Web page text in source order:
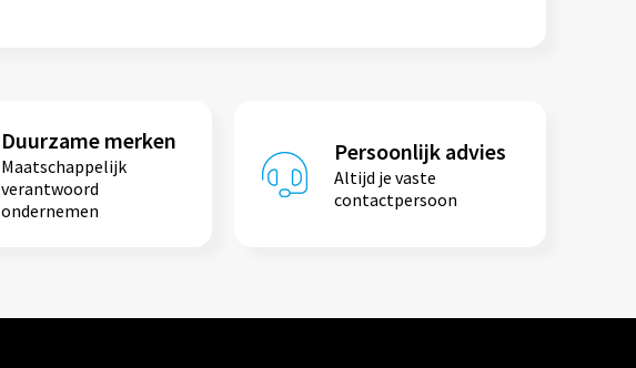
Duurzame merken
Maatschappelijk
verantwoord
ondernemen
Persoonlijk advies
Altijd je vaste
contactpersoon